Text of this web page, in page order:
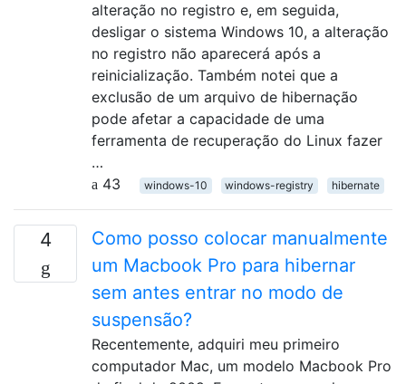
alteração no registro e, em seguida,
desligar o sistema Windows 10, a alteração
no registro não aparecerá após a
reinicialização. Também notei que a
exclusão de um arquivo de hibernação
pode afetar a capacidade de uma
ferramenta de recuperação do Linux fazer
…
43
windows-10 windows-registry hibernate
4
Como posso colocar manualmente
um Macbook Pro para hibernar
sem antes entrar no modo de
suspensão?
Recentemente, adquiri meu primeiro
computador Mac, um modelo Macbook Pro